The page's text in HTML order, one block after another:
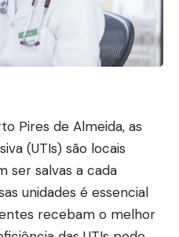
Pires de Almeida, as
(UTIs) são locais
ser salvas a cada
unidades é essencial
recebam o melhor